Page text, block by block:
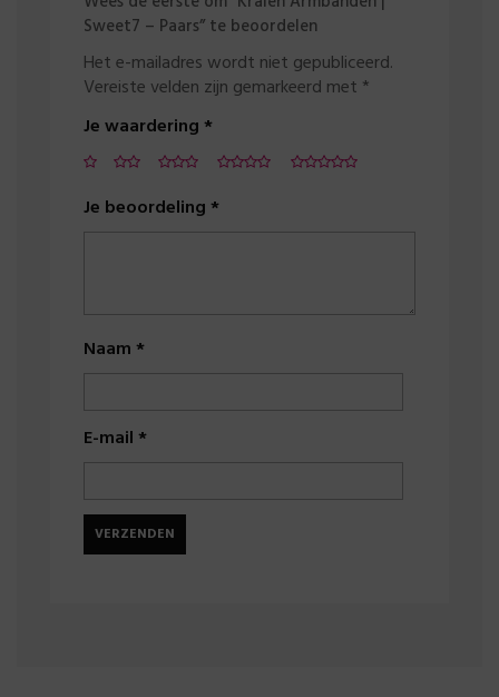
Sweet7 – Paars” te beoordelen
Het e-mailadres wordt niet gepubliceerd.
Vereiste velden zijn gemarkeerd met *
Je waardering*
Je beoordeling*
Naam*
E-mail*